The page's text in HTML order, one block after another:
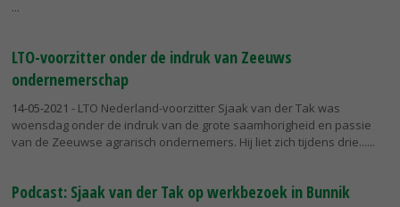
LTO-voorzitter onder de indruk van Zeeuws
ondernemerschap
14-05-2021 - LTO Nederland-voorzitter Sjaak van der Tak was
woensdag onder de indruk van de grote saamhorigheid en passie
van de Zeeuwse agrarisch ondernemers. Hij liet zich tijdens drie...
Podcast: Sjaak van der Tak op werkbezoek in Bunnik